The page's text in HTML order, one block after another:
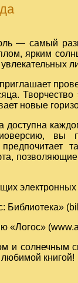
— самый
ярким
новые
вы
позволяющие
электронных
Библиотека»
«Логос» (
и солнечным
книгой!